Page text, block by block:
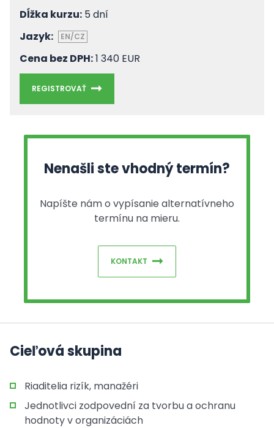
Dĺžka kurzu: 5 dní
Jazyk:
EN/CZ
Cena bez DPH:1 340 EUR
REGISTROVAŤ
Nenašli ste vhodný termín?
Napíšte nám o vypísanie alternatívneho
termínu na mieru.
KONTAKT
Cieľová skupina
Riaditelia rizík, manažéri
Jednotlivci zodpovední za tvorbu a ochranu
hodnoty v organizáciách